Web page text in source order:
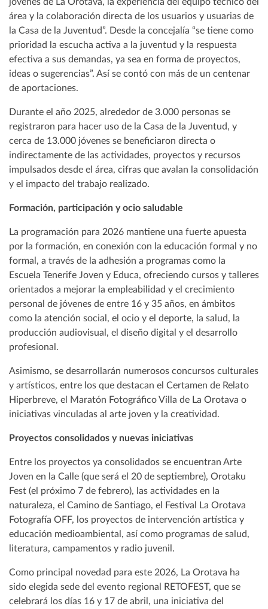
jóvenes de La Orotava, la experiencia del equipo técnico del
área y la colaboración directa de los usuarios y usuarias de
la Casa de la Juventud”. Desde la concejalía “se tiene como
prioridad la escucha activa a la juventud y la respuesta
efectiva a sus demandas, ya sea en forma de proyectos,
ideas o sugerencias”. Así se contó con más de un centenar
de aportaciones.
Durante el año 2025, alrededor de 3.000 personas se
registraron para hacer uso de la Casa de la Juventud, y
cerca de 13.000 jóvenes se beneficiaron directa o
indirectamente de las actividades, proyectos y recursos
impulsados desde el área, cifras que avalan la consolidación
y el impacto del trabajo realizado.
Formación, participación y ocio saludable
La programación para 2026 mantiene una fuerte apuesta
por la formación, en conexión con la educación formal y no
formal, a través de la adhesión a programas como la
Escuela Tenerife Joven y Educa, ofreciendo cursos y talleres
orientados a mejorar la empleabilidad y el crecimiento
personal de jóvenes de entre 16 y 35 años, en ámbitos
como la atención social, el ocio y el deporte, la salud, la
producción audiovisual, el diseño digital y el desarrollo
profesional.
Asimismo, se desarrollarán numerosos concursos culturales
y artísticos, entre los que destacan el Certamen de Relato
Hiperbreve, el Maratón Fotográfico Villa de La Orotava o
iniciativas vinculadas al arte joven y la creatividad.
Proyectos consolidados y nuevas iniciativas
Entre los proyectos ya consolidados se encuentran Arte
Joven en la Calle (que será el 20 de septiembre), Orotaku
Fest (el próximo 7 de febrero), las actividades en la
naturaleza, el Camino de Santiago, el Festival La Orotava
Fotografía OFF, los proyectos de intervención artística y
educación medioambiental, así como programas de salud,
literatura, campamentos y radio juvenil.
Como principal novedad para este 2026, La Orotava ha
sido elegida sede del evento regional RETOFEST, que se
celebrará los días 16 y 17 de abril, una iniciativa del